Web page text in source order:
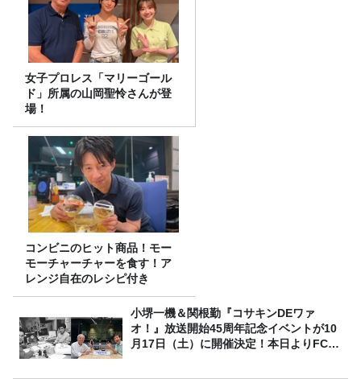
女子プロレス「マリーゴール
ド」所属の山岡聖怜さんが登
場！
コンビニのヒット商品！モー
モーチャーチャーを食す！ア
レンジ自在のレシピ付き
小堺一機＆関根勤『コサキンDEワァ
オ！』放送開始45周年記念イベントが10
月17日（土）に開催決定！本日よりFC先